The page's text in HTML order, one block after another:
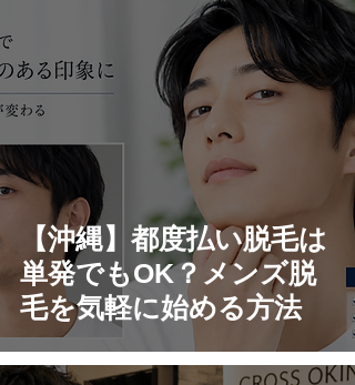
【沖縄】都度払い脱毛は
単発でもOK？メンズ脱
毛を気軽に始める方法